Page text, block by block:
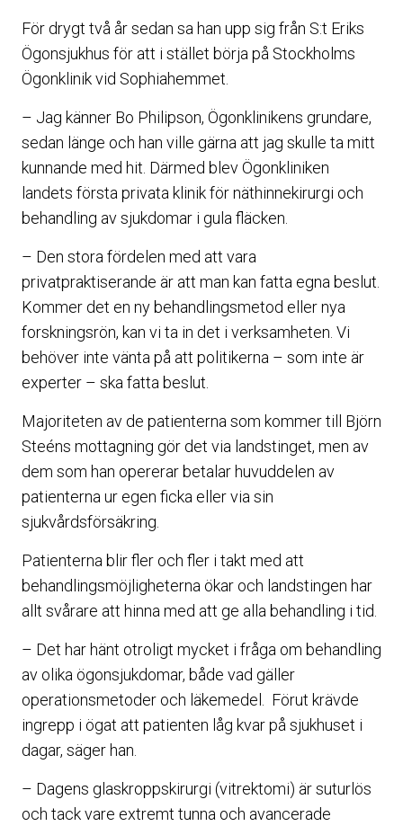
För drygt två år sedan sa han upp sig från S:t Eriks
Ögonsjukhus för att i stället börja på Stockholms
Ögonklinik vid Sophiahemmet.
– Jag känner Bo Philipson, Ögonklinikens grundare,
sedan länge och han ville gärna att jag skulle ta mitt
kunnande med hit. Därmed blev Ögonkliniken
landets första privata klinik för näthinnekirurgi och
behandling av sjukdomar i gula fläcken.
– Den stora fördelen med att vara
privatpraktiserande är att man kan fatta egna beslut.
Kommer det en ny behandlingsmetod eller nya
forskningsrön, kan vi ta in det i verksamheten. Vi
behöver inte vänta på att politikerna – som inte är
experter – ska fatta beslut.
Majoriteten av de patienterna som kommer till Björn
Steéns mottagning gör det via landstinget, men av
dem som han opererar betalar huvuddelen av
patienterna ur egen ficka eller via sin
sjukvårdsförsäkring.
Patienterna blir fler och fler i takt med att
behandlingsmöjligheterna ökar och landstingen har
allt svårare att hinna med att ge alla behandling i tid.
– Det har hänt otroligt mycket i fråga om behandling
av olika ögonsjukdomar, både vad gäller
operationsmetoder och läkemedel. Förut krävde
ingrepp i ögat att patienten låg kvar på sjukhuset i
dagar, säger han.
– Dagens glaskroppskirurgi (vitrektomi) är suturlös
och tack vare extremt tunna och avancerade